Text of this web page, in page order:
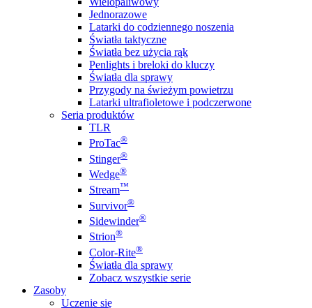
Jednorazowe
Latarki do codziennego noszenia
Światła taktyczne
Światła bez użycia rąk
Penlights i breloki do kluczy
Światła dla sprawy
Przygody na świeżym powietrzu
Latarki ultrafioletowe i podczerwone
Seria produktów
TLR
ProTac®
Stinger®
Wedge®
Stream™
Survivor®
Sidewinder®
Strion®
Color-Rite®
Światła dla sprawy
Zobacz wszystkie serie
Zasoby
Uczenie się